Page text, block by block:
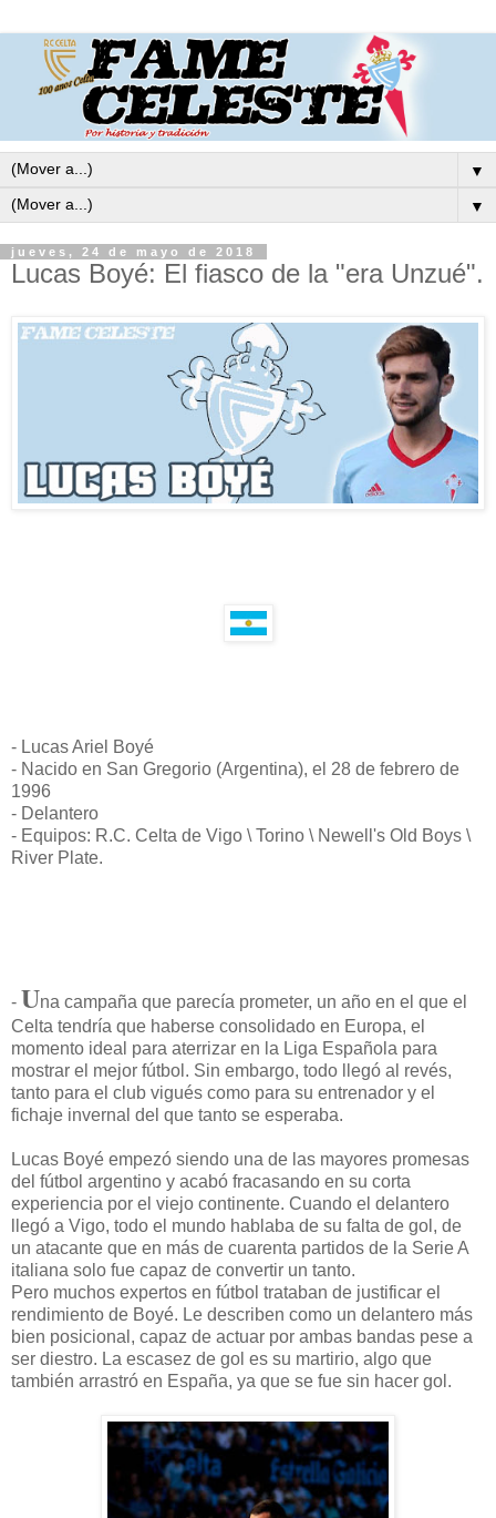
▼
▼
jueves, 24 de mayo de 2018
Lucas Boyé: El fiasco de la "era Unzué".
- Lucas Ariel Boyé
- Nacido en San Gregorio (Argentina), el 28 de febrero de
1996
- Delantero
- Equipos: R.C. Celta de Vigo \ Torino \ Newell's Old Boys \
River Plate.
- Una campaña que parecía prometer, un año en el que el
Celta tendría que haberse consolidado en Europa, el
momento ideal para aterrizar en la Liga Española para
mostrar el mejor fútbol. Sin embargo, todo llegó al revés,
tanto para el club vigués como para su entrenador y el
fichaje invernal del que tanto se esperaba.
Lucas Boyé empezó siendo una de las mayores promesas
del fútbol argentino y acabó fracasando en su corta
experiencia por el viejo continente. Cuando el delantero
llegó a Vigo, todo el mundo hablaba de su falta de gol, de
un atacante que en más de cuarenta partidos de la Serie A
italiana solo fue capaz de convertir un tanto.
Pero muchos expertos en fútbol trataban de justificar el
rendimiento de Boyé. Le describen como un delantero más
bien posicional, capaz de actuar por ambas bandas pese a
ser diestro. La escasez de gol es su martirio, algo que
también arrastró en España, ya que se fue sin hacer gol.